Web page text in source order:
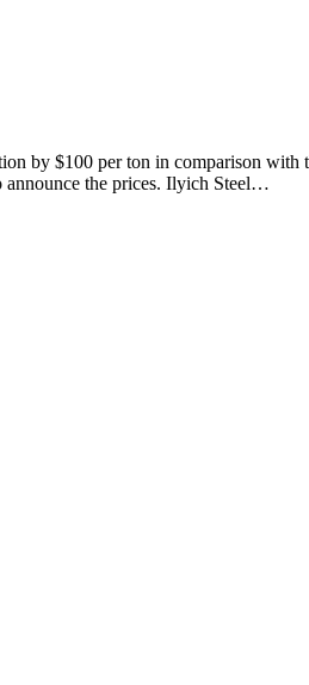
by $100 per ton in comparison
announce the prices. Ilyich Steel…